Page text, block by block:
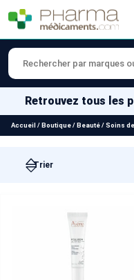
Retrouvez tous les
Accueil / Boutique/ Beauté/Soins